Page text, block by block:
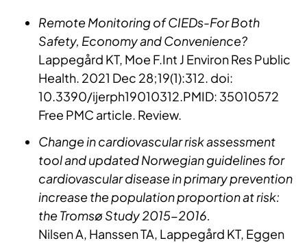
Remote Monitoring of CIEDs-For Both
Safety, Economy and Convenience?
Lappegård KT, Moe F.Int J Environ Res Public
Health. 2021 Dec 28;19(1):312. doi:
10.3390/ijerph19010312.PMID: 35010572
Free PMC article. Review.
Change in cardiovascular risk assessment
tool and updated Norwegian guidelines for
cardiovascular disease in primary prevention
increase the population proportion at risk:
the Tromsø Study 2015-2016.
Nilsen A, Hanssen TA, Lappegård KT, Eggen